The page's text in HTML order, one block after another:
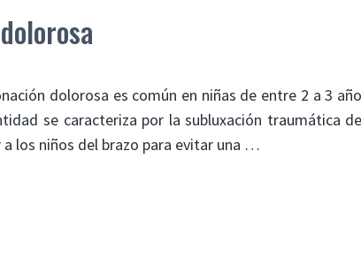
dolorosa es común en niñas de entre 2 a 3
se caracteriza por la subluxación traumática
los niños del brazo para evitar una …